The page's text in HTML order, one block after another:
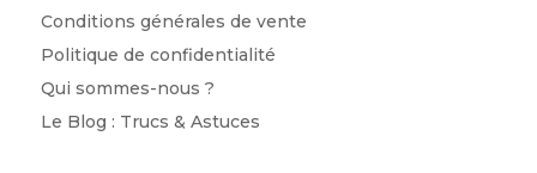
Conditions générales de vente
Politique de confidentialité
Qui sommes-nous ?
Le Blog : Trucs & Astuces